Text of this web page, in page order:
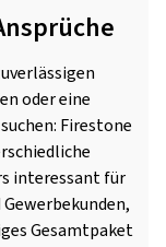
oder eine
Firestone
interessant für
Gesamtpaket